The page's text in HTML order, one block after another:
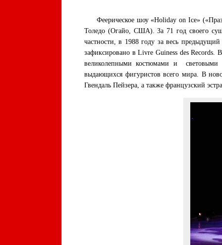
Феерическое шоу «Holiday on Ice»
Толедо (Огайо, США). За 71 год своего
частности, в 1988 году за весь
зафиксировано в Livre Guiness des Records.
великолепными костюмами и световыми
выдающихся фигуристов всего мира. В
Гвендаль Пейзера, а также французский